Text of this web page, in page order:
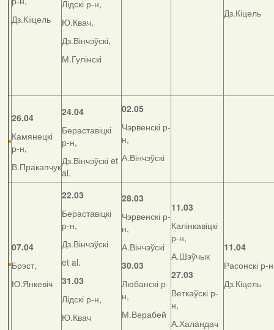
Дз.Кііцель
Лідскі р-н,
Ю.Квач,
Дз.Вінчэўскі,
М.Гулінскі
Дз.Кіцель
26.04
Камянецкі
р-н,
В.Пракапчук
24.04
Бераставіцкі
р-н,
Дз.Вінчэўскі et
al.
02.05
Чэрвенскі р-
н,
А.Вінчэўскі
07.04
Брэст,
Ю.Янкевіч
22.03
Бераставіцкі
р-н,
Дз.Вінчэўскі
et al.
31.03
Лідскі р-н,
Ю.Квач
28.03
Чэрвенскі р-
н,
А.Вінчэўскі
30.03
Любанскі р-
н,
М.Верабей
11.03
Калінкавіцкі
р-н,
А.Шэўчык
27.03
Веткаўскі р-
н,
А.Халандач
11.04
Расонскі р-
Дз.Кіцель